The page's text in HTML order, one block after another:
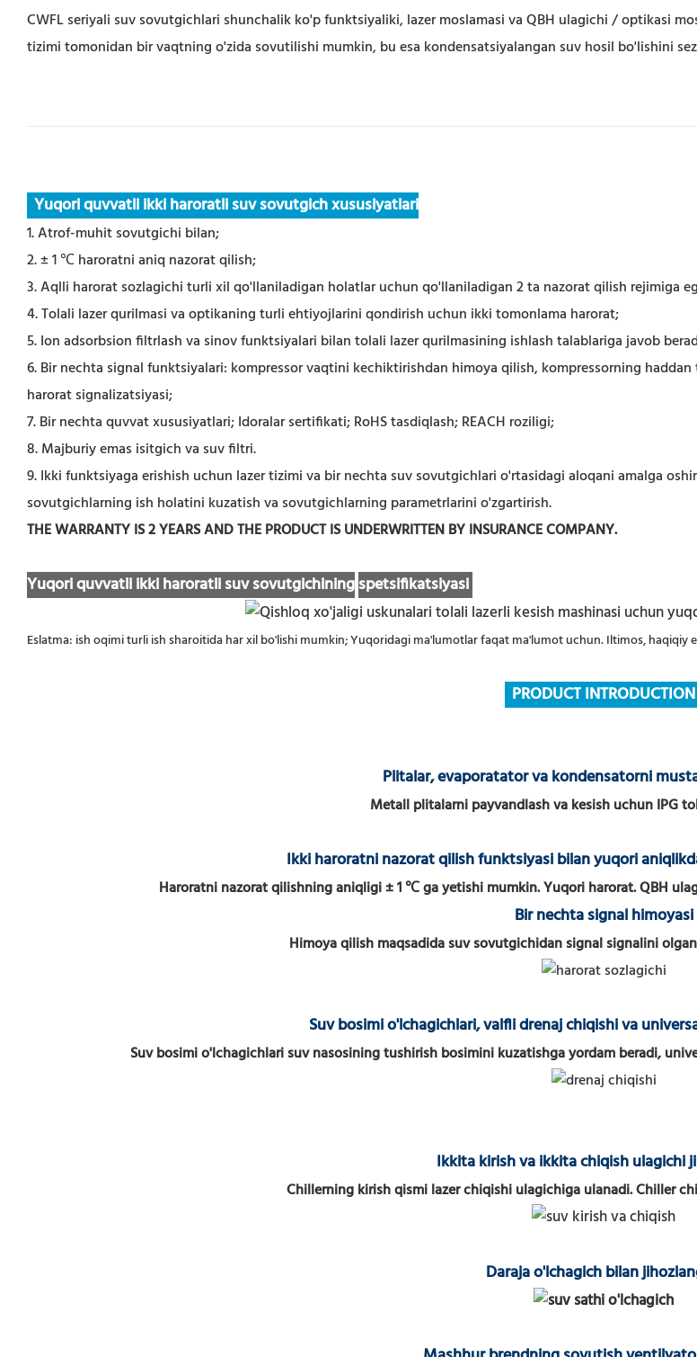
CWFL seriyali suv sovutgichlari shunchalik ko'p funktsiyaliki, lazer moslamasi va QBH ulagichi / optikasi
tizimi tomonidan bir vaqtning o'zida sovutilishi mumkin, bu esa kondensatsiyalangan suv hosil bo'lishini
Yuqori quvvatli ikki haroratli suv sovutgich xususiyatlari
1. Atrof-muhit sovutgichi bilan;
2. ± 1 ℃ haroratni aniq nazorat qilish;
3. Aqlli harorat sozlagichi turli xil qo'llaniladigan holatlar uchun qo'llaniladigan 2 ta nazorat qilish rejimiga
4. Tolali lazer qurilmasi va optikaning turli ehtiyojlarini qondirish uchun ikki tomonlama harorat;
5. Ion adsorbsion filtrlash va sinov funktsiyalari bilan tolali lazer qurilmasining ishlash talablariga javob
6. Bir nechta signal funktsiyalari: kompressor vaqtini kechiktirishdan himoya qilish, kompressorning
harorat signalizatsiyasi;
7. Bir nechta quvvat xususiyatlari; Idoralar sertifikati; RoHS tasdiqlash; REACH roziligi;
8. Majburiy emas isitgich va suv filtri.
9. Ikki funktsiyaga erishish uchun lazer tizimi va bir nechta suv sovutgichlari o'rtasidagi aloqani amalga
sovutgichlarning ish holatini kuzatish va sovutgichlarning parametrlarini o'zgartirish.
THE WARRANTY IS 2 YEARS AND THE PRODUCT IS UNDERWRITTEN BY INSURANCE COMPANY.
Yuqori quvvatli ikki haroratli suv sovutgichiningspetsifikatsiyasi
Eslatma: ish oqimi turli ish sharoitida har xil bo'lishi mumkin; Yuqoridagi ma'lumotlar faqat ma'lumot uchun. Iltimos, haqiqiy
PRODUCTINTRODUCTION
Plitalar, evaporatator va kondensatorni
Metall plitalarni payvandlash va kesish uchun IPG
Ikki haroratni nazorat qilish funktsiyasi bilan yuqori
Haroratni nazorat qilishning aniqligi± 1 ℃ ga yetishi mumkin. Yuqori harorat. QBH
Bir nechta signal himoyasi
Himoya qilish maqsadida suv sovutgichidan signal signalini
Suv bosimi o'lchagichlari,valfli drenaj chiqishi va
Suv bosimi o'lchagichlari suv nasosining tushirish bosimini kuzatishga yordam beradi,
Ikkita kirish va ikkita chiqish ulagichi
Chillerning kirish qismi lazer chiqishi ulagichiga ulanadi. Chiller
Daraja o'lchagich bilan